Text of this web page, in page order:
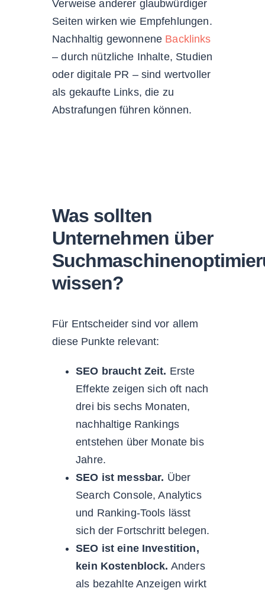
Verweise anderer glaubwürdiger
Seiten wirken wie Empfehlungen.
Nachhaltig gewonnene Backlinks
– durch nützliche Inhalte, Studien
oder digitale PR – sind wertvoller
als gekaufte Links, die zu
Abstrafungen führen können.
Was sollten
Unternehmen über
wissen?
Für Entscheider sind vor allem
diese Punkte relevant:
SEO braucht Zeit. Erste
Effekte zeigen sich oft nach
drei bis sechs Monaten,
nachhaltige Rankings
entstehen über Monate bis
Jahre.
SEO ist messbar. Über
Search Console, Analytics
und Ranking-Tools lässt
sich der Fortschritt belegen.
SEO ist eine Investition,
kein Kostenblock. Anders
als bezahlte Anzeigen wirkt